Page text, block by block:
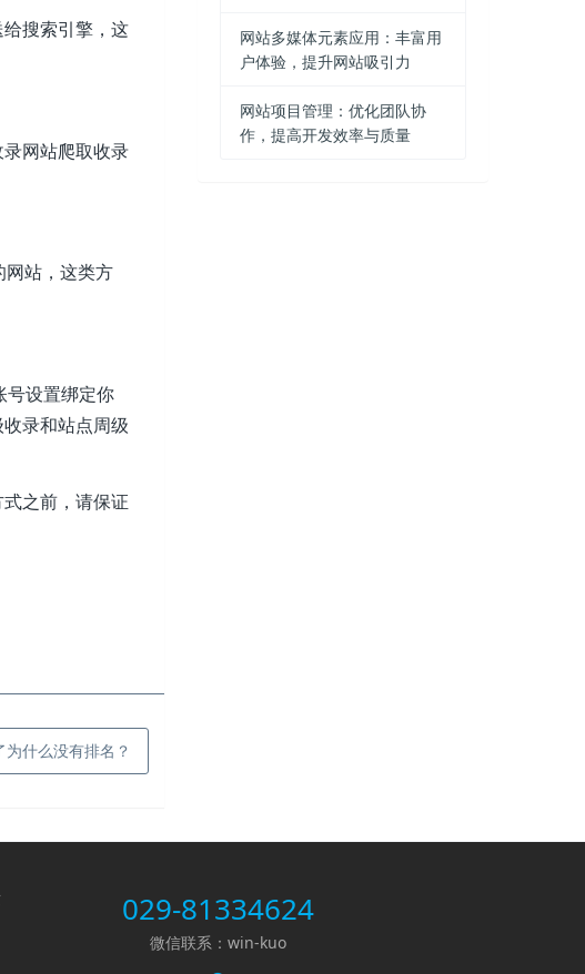
搜索引擎，这
网站爬取收录
网站，这类方
号设置绑定你
录和站点周级
之前，请保证
为什么没有排名？
网站多媒体元素应用：丰富用
户体验，提升网站吸引力
网站项目管理：优化团队协
作，提高开发效率与质量
029-81334624
微信联系：win-kuo